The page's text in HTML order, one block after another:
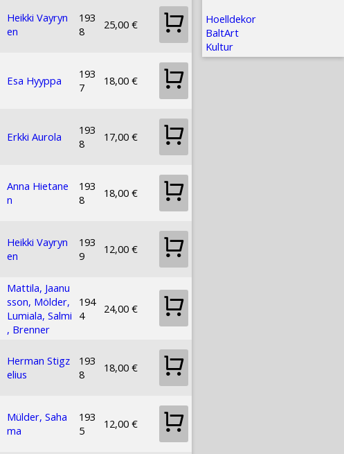
Hoelldekor
BaltArt
Kultur
Heikki Vayryn
en
193
8
25,00 €
Esa Hyyppa
193
7
18,00 €
Erkki Aurola
193
8
17,00 €
Anna Hietane
n
193
8
18,00 €
Heikki Vayryn
en
193
9
12,00 €
Mattila, Jaanu
sson, Mölder,
Lumiala, Salmi
, Brenner
194
4
24,00 €
Herman Stigz
elius
193
8
18,00 €
Mülder, Saha
ma
193
5
12,00 €